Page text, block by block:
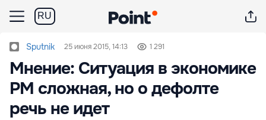
RU
Sputnik 25 июня 2015, 14:13 1 291
Мнение: Cитуация в экономике
РМ сложная, но о дефолте
речь не идет